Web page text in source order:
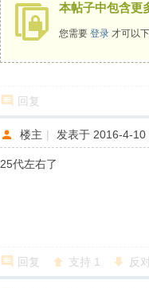
本帖子中包含更
您需要 登录 才可以
回复
楼主 | 发表于 2016-4-10
25代左右了
回复 支持 1 反